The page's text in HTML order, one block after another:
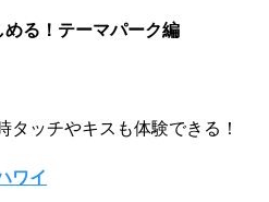
る！テーマパーク編
タッチやキスも体験できる！
ワイ